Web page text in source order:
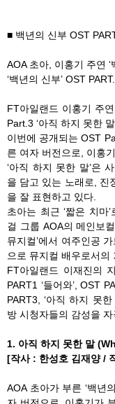
■ 백년의 신부 OST
AOA 초아, 이홍기 주연
‘백년의 신부’ OST
FT아일랜드 이홍기 주
Part.3 ‘아직 하지 못한
이번에 공개되는 OST
른 여자 버전으로, 이홍
‘아직 하지 못한 말’은
을 담고 있는 노래로, 진
을 잘 표현하고 있다.
초아는 최근 ‘짧은 치마
걸 그룹 AOA의 메인보
뮤지컬’에서 여주인공
으로 뮤지컬 배우로서의
FT아일랜드 이재진의
PART1 ‘들어와’, OST
PART3, ‘아직 하지 못
방 시청자들의 감성을
1. 아직 하지 못한 말
[작사 : 한성호 김재양 /
AOA 초아가 부른 ‘백년